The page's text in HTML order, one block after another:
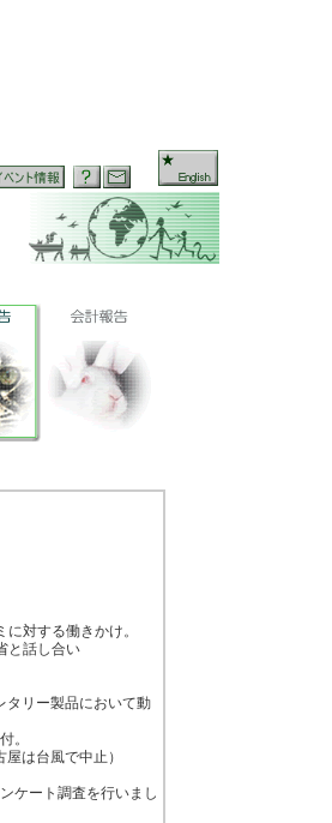
対する働きかけ。
と話し合い
タリー製品において動
。
は台風で中止）
ケート調査を行いまし